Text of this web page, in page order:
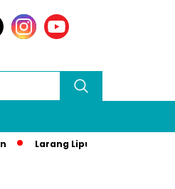
Larang Liputan Media Lokal di